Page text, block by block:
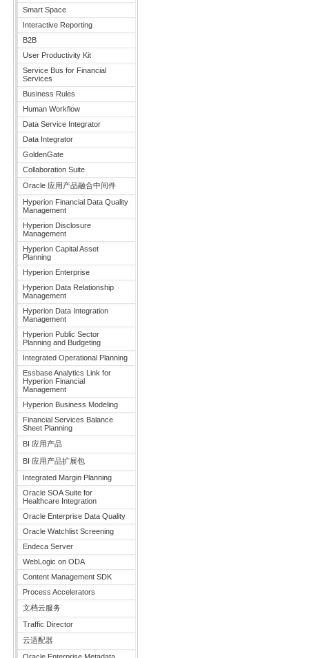
Smart Space
Interactive Reporting
B2B
User Productivity Kit
Service Bus for Financial
Services
Business Rules
Human Workflow
Data Service Integrator
Data Integrator
GoldenGate
Collaboration Suite
Oracle 应用产品融合中间件
Hyperion Financial Data Quality
Management
Hyperion Disclosure
Management
Hyperion Capital Asset
Planning
Hyperion Enterprise
Hyperion Data Relationship
Management
Hyperion Data Integration
Management
Hyperion Public Sector
Planning and Budgeting
Integrated Operational Planning
Essbase Analytics Link for
Hyperion Financial
Management
Hyperion Business Modeling
Financial Services Balance
Sheet Planning
BI 应用产品
BI 应用产品扩展包
Integrated Margin Planning
Oracle SOA Suite for
Healthcare Integration
Oracle Enterprise Data Quality
Oracle Watchlist Screening
Endeca Server
WebLogic on ODA
Content Management SDK
Process Accelerators
文档云服务
Traffic Director
云适配器